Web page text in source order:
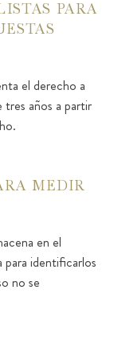
PARA
el derecho a
años a partir
MEDIR
en el
identificarlos
no se